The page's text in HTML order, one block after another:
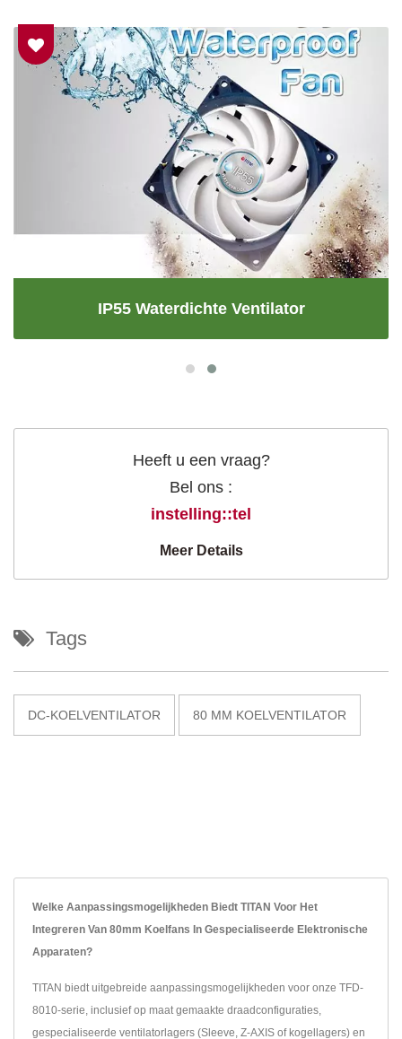
IP55 Waterdichte Ventilator
Heeft u een vraag?
Bel ons :
instelling::tel
Meer Details
Tags
DC-KOELVENTILATOR 80 MM KOELVENTILATOR
Welke Aanpassingsmogelijkheden Biedt TITAN Voor Het
Integreren Van 80mm Koelfans In Gespecialiseerde Elektronische
Apparaten?
TITAN biedt uitgebreide aanpassingsmogelijkheden voor onze TFD-
8010-serie, inclusief op maat gemaakte draadconfiguraties,
gespecialiseerde ventilatorlagers (Sleeve, Z-AXIS of kogellagers) en